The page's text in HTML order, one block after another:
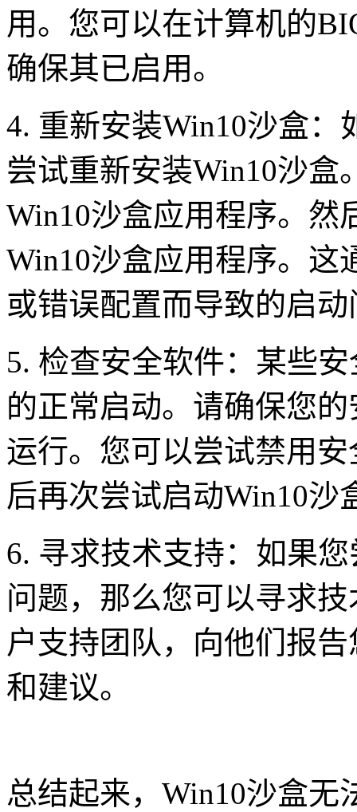
用。您可以在计算机的
确保其已启用。
4. 重新安装Win10沙盒
尝试重新安装Win10沙盒
Win10沙盒应用程序。然
Win10沙盒应用程序。这
或错误配置而导致的启动
5. 检查安全软件：某些
的正常启动。请确保您
运行。您可以尝试禁用
后再次尝试启动Win10沙
6. 寻求技术支持：如果
问题，那么您可以寻求
户支持团队，向他们报
和建议。
总结起来，Win10沙盒